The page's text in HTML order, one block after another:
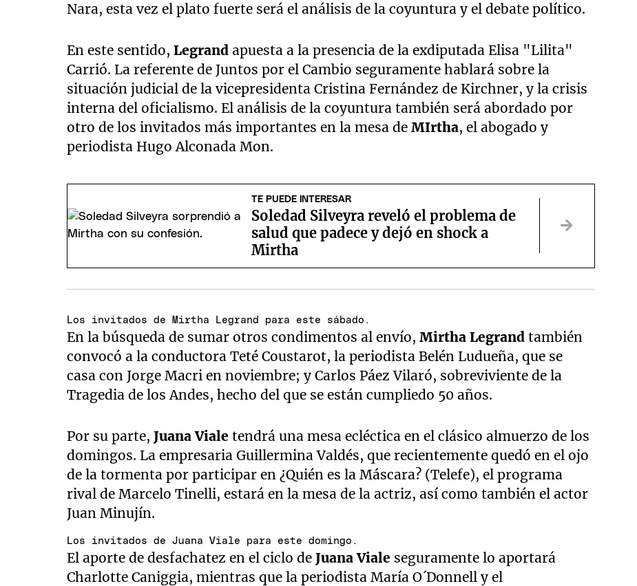
Nara, esta vez el plato fuerte será el análisis de la coyuntura y el debate político.
En este sentido,Legrandapuesta a la presencia de la exdiputada Elisa "Lilita"
Carrió. La referente de Juntos por el Cambio seguramente hablará sobre la
situación judicial de la vicepresidenta Cristina Fernández de Kirchner, y la crisis
interna del oficialismo. El análisis de la coyuntura también será abordado por
otro de los invitados más importantes en la mesa deMIrtha, el abogado y
periodista Hugo Alconada Mon.
TE PUEDE INTERESAR
Soledad Silveyra reveló el problema de
salud que padece y dejó en shock a
Mirtha
Los invitados de Mirtha Legrand para este sábado.
En la búsqueda de sumar otros condimentos al envío,Mirtha Legrand también
convocó a la conductora Teté Coustarot, la periodista Belén Ludueña, que se
casa con Jorge Macri en noviembre; y Carlos Páez Vilaró, sobreviviente de la
Tragedia de los Andes, hecho del que se están cumpliedo 50 años.
Por su parte,Juana Vialetendrá una mesa ecléctica en el clásico almuerzo de los
domingos. La empresaria Guillermina Valdés, que recientemente quedó en el ojo
de la tormenta por participar en ¿Quién es la Máscara? (Telefe), el programa
rival de Marcelo Tinelli, estará en la mesa de la actriz, así como también el actor
Juan Minujín.
Los invitados de Juana Viale para este domingo.
El aporte de desfachatez en el ciclo deJuana Viale seguramente lo aportará
Charlotte Caniggia, mientras que la periodista María O´Donnell y el